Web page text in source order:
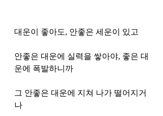
대운이 좋아도, 안좋은 세운이 있고
안좋은 대운에 실력을 쌓아야, 좋은 대
운에 폭발하니까
그 안좋은 대운에 지쳐 나가 떨어지거
나